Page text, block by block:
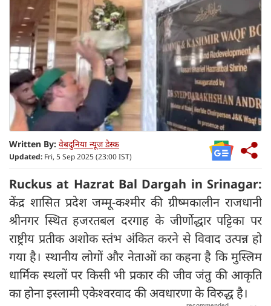
Written By: वेबदुनिया न्यूज डेस्क
Updated: Fri, 5 Sep 2025 (23:00 IST)
Ruckus at Hazrat Bal Dargah in Srinagar:
केंद्र शासित प्रदेश जम्मू-कश्मीर की ग्रीष्मकालीन राजधानी
श्रीनगर स्थित हजरतबल दरगाह के जीर्णोद्धार पट्टिका पर
राष्ट्रीय प्रतीक अशोक स्तंभ अंकित करने से विवाद उत्पन्न हो
गया है। स्थानीय लोगों और नेताओं का कहना है कि मुस्लिम
धार्मिक स्थलों पर किसी भी प्रकार की जीव जंतु की आकृति
का होना इस्लामी एकेश्वरवाद की अवधारणा के विरुद्ध है।